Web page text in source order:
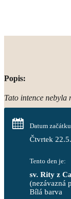
Popis:
Tato intence nebyla
Datum
Čtvrtek
Tento den je:
sv. Rity z
(nezávazná